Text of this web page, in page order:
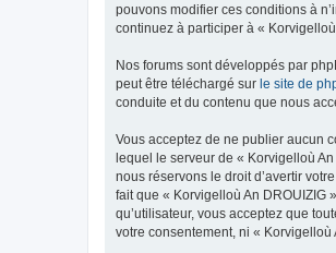
pouvons modifier ces conditions à
continuez à participer à «
Nos forums sont développés par
peut être téléchargé sur le site de
conduite et du contenu que nous
Vous acceptez de ne publier aucun
lequel le serveur de « Korvigelloù
nous réservons le droit d’avertir
fait que « Korvigelloù An DROUIZIG
qu’utilisateur, vous acceptez que
votre consentement, ni «